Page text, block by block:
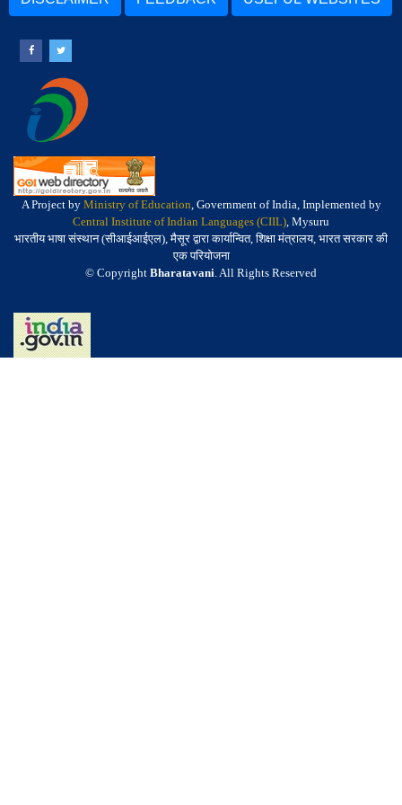
A Project by Ministry of Education, Government of India, Implemented by
Central Institute of Indian Languages (CIIL), Mysuru
भारतीय भाषा संस्थान (सीआईआईएल), मैसूर द्वारा कार्यान्वित, शिक्षा मंत्रालय, भारत सरकार की
एक परियोजना
© Copyright Bharatavani. All Rights Reserved